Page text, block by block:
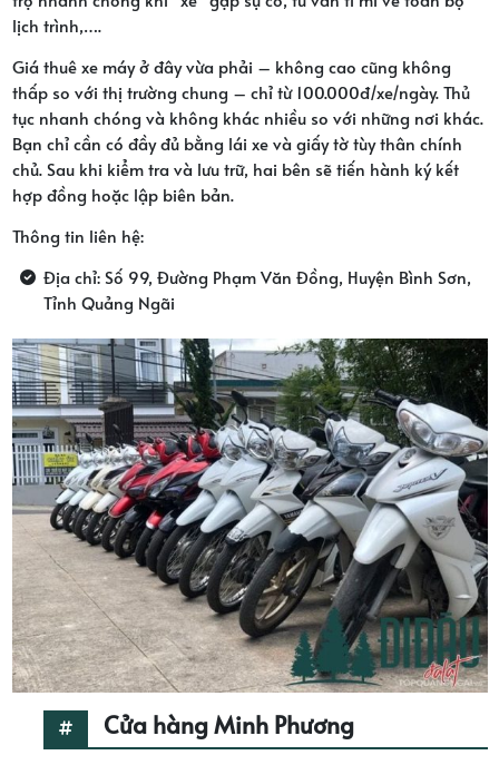
lịch trình,….
Giá thuê xe máy ở đây vừa phải – không cao cũng không
thấp so với thị trường chung – chỉ từ 100.000đ/xe/ngày. Thủ
tục nhanh chóng và không khác nhiều so với những nơi khác.
Bạn chỉ cần có đầy đủ bằng lái xe và giấy tờ tùy thân chính
chủ. Sau khi kiểm tra và lưu trữ, hai bên sẽ tiến hành ký kết
hợp đồng hoặc lập biên bản.
Thông tin liên hệ:
Địa chỉ: Số 99, Đường Phạm Văn Đồng, Huyện Bình Sơn,
Tỉnh Quảng Ngãi
Cửa hàng Minh Phương